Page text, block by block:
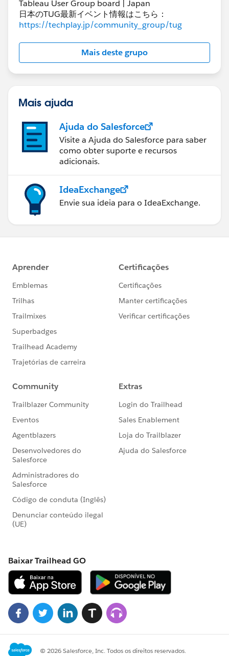
Tableau User Group board | Japan
日本のTUG最新イベント情報はこちら：
https://techplay.jp/community_group/tug
Mais deste grupo
Mais ajuda
Ajuda do Salesforce
Visite a Ajuda do Salesforce para saber
como obter suporte e recursos
adicionais.
IdeaExchange
Envie sua ideia para o IdeaExchange.